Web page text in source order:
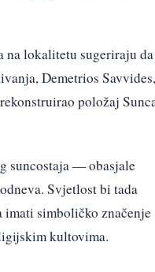
na lokalitetu sugeriraju da
Demetrios Savvides,
položaj
suncostaja — obasjale
Svjetlost bi tada
imati simboličko značenje
kultovima.